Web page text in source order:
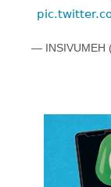
— INSIVUMEH